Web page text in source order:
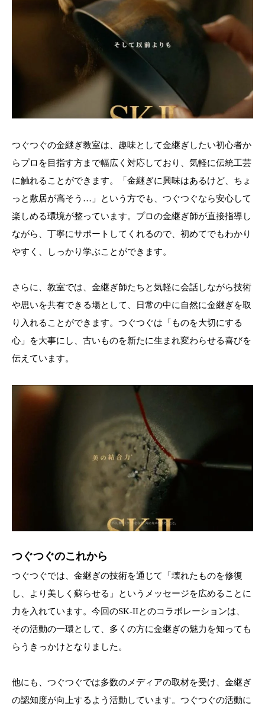
つぐつぐの金継ぎ教室は、趣味として金継ぎしたい初心者か
らプロを目指す方まで幅広く対応しており、気軽に伝統工芸
に触れることができます。「金継ぎに興味はあるけど、ちょ
っと敷居が高そう…」という方でも、つぐつぐなら安心して
楽しめる環境が整っています。プロの金継ぎ師が直接指導し
ながら、丁寧にサポートしてくれるので、初めてでもわかり
やすく、しっかり学ぶことができます。
さらに、教室では、金継ぎ師たちと気軽に会話しながら技術
や思いを共有できる場として、日常の中に自然に金継ぎを取
り入れることができます。つぐつぐは「ものを大切にする
心」を大事にし、古いものを新たに生まれ変わらせる喜びを
伝えています。
つぐつぐのこれから
つぐつぐでは、金継ぎの技術を通じて「壊れたものを修復
し、より美しく蘇らせる」というメッセージを広めることに
力を入れています。今回のSK-IIとのコラボレーションは、
その活動の一環として、多くの方に金継ぎの魅力を知っても
らうきっかけとなりました。
他にも、つぐつぐでは多数のメディアの取材を受け、金継ぎ
の認知度が向上するよう活動しています。つぐつぐの活動に